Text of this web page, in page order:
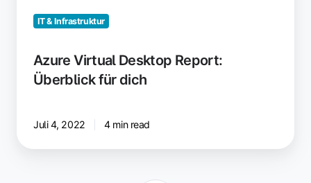
IT & Infrastruktur
Azure Virtual Desktop Report:
Überblick für dich
Juli 4, 2022 4 min read